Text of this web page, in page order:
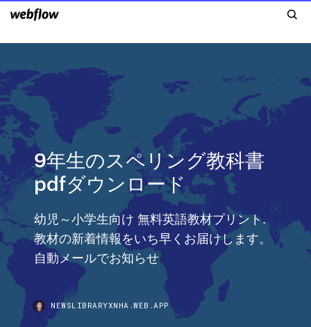
9年生のスペリング教科書
pdfダウンロード
幼児～小学生向け 無料英語教材プリント.
教材の新着情報をいち早くお届けします。
自動メールでお知らせ
NEWSLIBRARYXNHA.WEB.APP